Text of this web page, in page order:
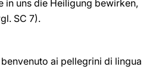
in uns die Heiligung bewirken,
SC 7).
ai pellegrini di lingua